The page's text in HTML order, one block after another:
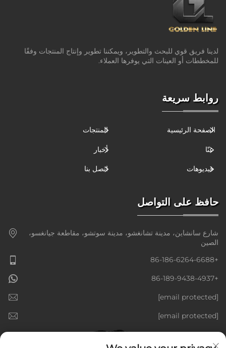
لدينا فريق قوي للبحث والتطوير، ويمكننا تطوير وإنتاج المنتجات وفقًا
للمخططات أو العينات التي يوفرها العملاء.
روابط سريعة
الصفحة الرئيسية المنتجات
عنّا أخبار
فيديوهات اتصل بنا
حافظ على التواصل
شارع سانشاين، مدينة تشانغشو، مدينة سوتشو، مقاطعة جيانغسو،
الصين
+86-186-6264-6688
+86-189-9438-4937
[email protected]
[email protected]